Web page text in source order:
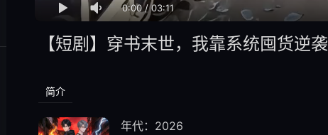
0:00/03:11
【短剧】穿书末世，我靠系统囤货逆袭
简介
年代：2026